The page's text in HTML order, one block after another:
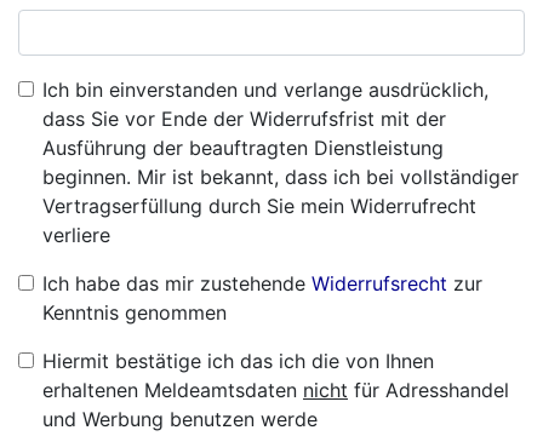
Ich bin einverstanden und verlange ausdrücklich,
dass Sie vor Ende der Widerrufsfrist mit der
Ausführung der beauftragten Dienstleistung
beginnen. Mir ist bekannt, dass ich bei vollständiger
Vertragserfüllung durch Sie mein Widerrufrecht
verliere
Ich habe das mir zustehende Widerrufsrecht zur
Kenntnis genommen
Hiermit bestätige ich das ich die von Ihnen
erhaltenen Meldeamtsdaten nicht für Adresshandel
und Werbung benutzen werde